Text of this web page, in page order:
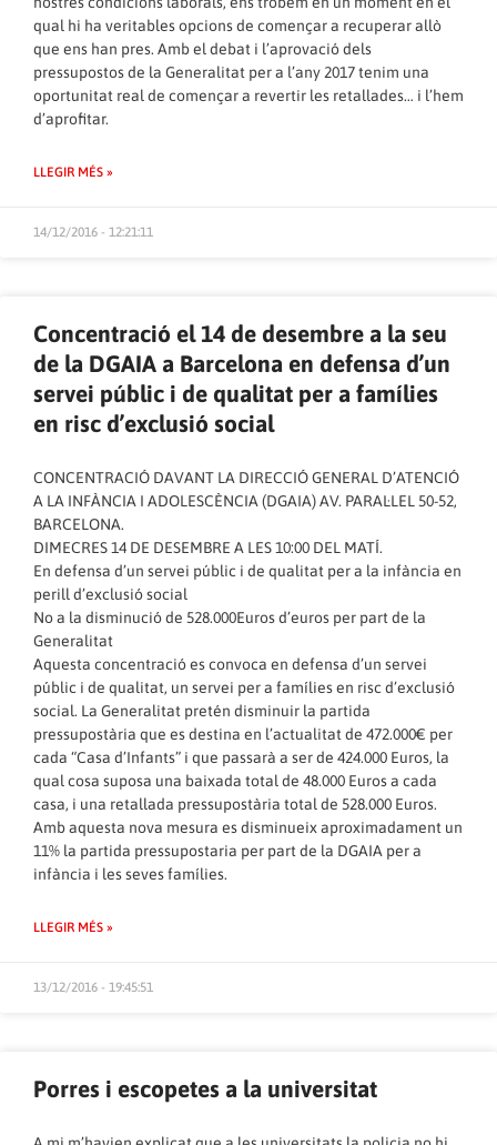
qual hi ha veritables opcions de començar a recuperar allò
que ens han pres. Amb el debat i l’aprovació dels
pressupostos de la Generalitat per a l’any 2017 tenim una
oportunitat real de començar a revertir les retallades… i l’hem
d’aprofitar.
LLEGIR MÉS »
14/12/2016 - 12:21:11
Concentració el 14 de desembre a la seu
de la DGAIA a Barcelona en defensa d’un
servei públic i de qualitat per a famílies
en risc d’exclusió social
CONCENTRACIÓ DAVANT LA DIRECCIÓ GENERAL D’ATENCIÓ
A LA INFÀNCIA I ADOLESCÈNCIA (DGAIA) AV. PARAL·LEL 50-52,
BARCELONA.
DIMECRES 14 DE DESEMBRE A LES 10:00 DEL MATÍ.
En defensa d’un servei públic i de qualitat per a la infància en
perill d’exclusió social
No a la disminució de 528.000Euros d’euros per part de la
Generalitat
Aquesta concentració es convoca en defensa d’un servei
públic i de qualitat, un servei per a famílies en risc d’exclusió
social. La Generalitat pretén disminuir la partida
pressupostària que es destina en l’actualitat de 472.000€ per
cada “Casa d’Infants” i que passarà a ser de 424.000 Euros, la
qual cosa suposa una baixada total de 48.000 Euros a cada
casa, i una retallada pressupostària total de 528.000 Euros.
Amb aquesta nova mesura es disminueix aproximadament un
11% la partida pressupostaria per part de la DGAIA per a
infància i les seves famílies.
LLEGIR MÉS »
13/12/2016 - 19:45:51
Porres i escopetes a la universitat